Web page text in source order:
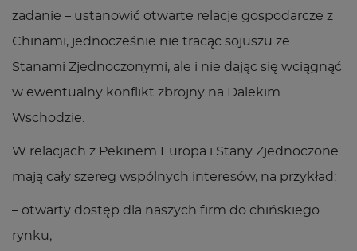
zadanie – ustanowić otwarte relacje gospodarcze z
Chinami, jednocześnie nie tracąc sojuszu ze
Stanami Zjednoczonymi, ale i nie dając się wciągnąć
w ewentualny konflikt zbrojny na Dalekim
Wschodzie.
W relacjach z Pekinem Europa i Stany Zjednoczone
mają cały szereg wspólnych interesów, na przykład:
– otwarty dostęp dla naszych firm do chińskiego
rynku;